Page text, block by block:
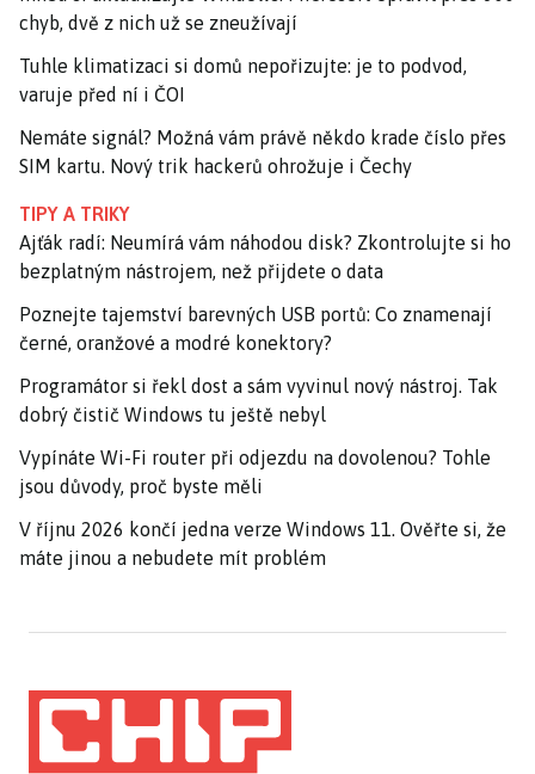
chyb, dvě z nich už se zneužívají
Tuhle klimatizaci si domů nepořizujte: je to podvod,
varuje před ní i ČOI
Nemáte signál? Možná vám právě někdo krade číslo přes
SIM kartu. Nový trik hackerů ohrožuje i Čechy
TIPY A TRIKY
Ajťák radí: Neumírá vám náhodou disk? Zkontrolujte si ho
bezplatným nástrojem, než přijdete o data
Poznejte tajemství barevných USB portů: Co znamenají
černé, oranžové a modré konektory?
Programátor si řekl dost a sám vyvinul nový nástroj. Tak
dobrý čistič Windows tu ještě nebyl
Vypínáte Wi-Fi router při odjezdu na dovolenou? Tohle
jsou důvody, proč byste měli
V říjnu 2026 končí jedna verze Windows 11. Ověřte si, že
máte jinou a nebudete mít problém